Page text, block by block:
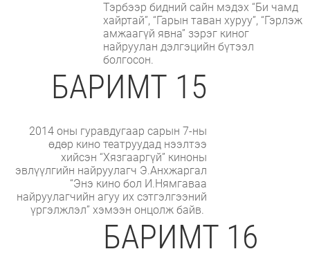
Тэрбээр бидний сайн мэдэх “Би чамд
хайртай”, “Гарын таван хуруу”, “Гэрлэж
амжаагүй явна” зэрэг киног
найруулан дэлгэцийн бүтээл
болгосон.
БАРИМТ 15
2014 оны гуравдугаар сарын 7-ны
өдөр кино театруудад нээлтээ
хийсэн “Хязгааргүй” киноны
эвлүүлгийн найруулагч Э.Анхжаргал
“Энэ кино бол И.Нямгаваа
найруулагчийн агуу их сэтгэлгээний
үргэлжлэл” хэмээн онцолж байв.
БАРИМТ 16